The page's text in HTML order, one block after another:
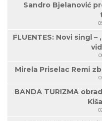
Sandro Bjelanović
FLUENTES: Novi singl
Mirela Priselac Remi
BANDA TURIZMA